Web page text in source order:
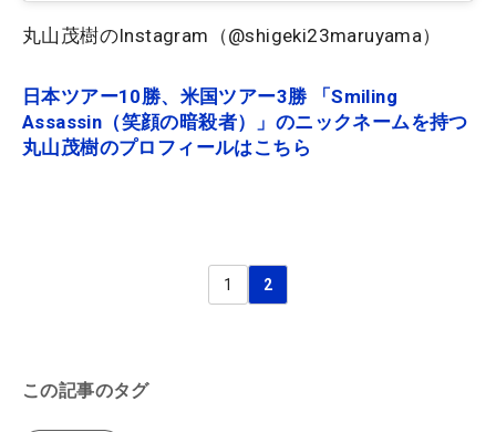
丸山茂樹のInstagram（@shigeki23maruyama）
日本ツアー10勝、米国ツアー3勝 「Smiling
Assassin（笑顔の暗殺者）」のニックネームを持つ
丸山茂樹のプロフィールはこちら
1 2
この記事のタグ